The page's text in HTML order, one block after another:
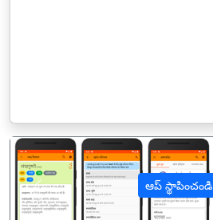
ఆప్ స్థాపించండి
पिछला